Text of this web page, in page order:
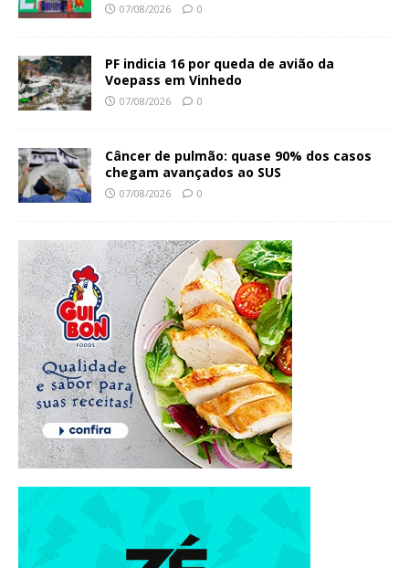
07/08/2026 0
PF indicia 16 por queda de avião da
Voepass em Vinhedo
07/08/2026 0
Câncer de pulmão: quase 90% dos casos
chegam avançados ao SUS
07/08/2026 0